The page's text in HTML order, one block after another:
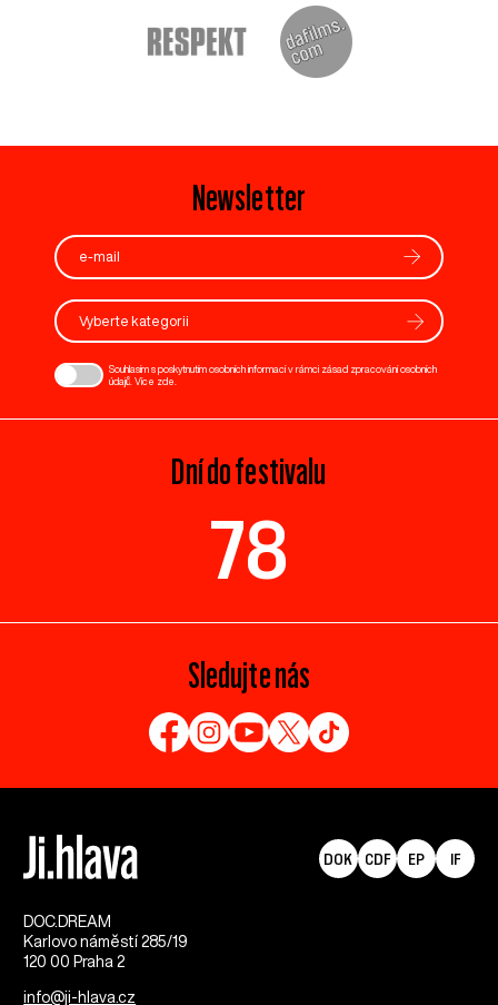
Newsletter
Vyberte kategorii
Souhlasím s poskytnutím osobních informací v rámci zásad zpracování osobních
údajů. Více zde
Dní do festivalu
78
Sledujte nás
DOC.DREAM​
Karlovo náměstí 285/19
120 00 Praha 2
info@ji-hlava.cz
DOK CDF EP IF